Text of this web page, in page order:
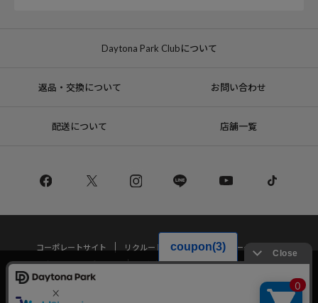
Daytona Park Clubについて
返品・交換について お問い合わせ
配送について 店舗一覧
コーポレートサイト リクルート
サステナブルマークについて
プライバシーポリシー
特定商取引法・古物営業法に基づく表記
当サイトでは利用体験の向上およびコンテンツの最適な提供、トラフィック
の分析を目的としてCookieを使用しています。